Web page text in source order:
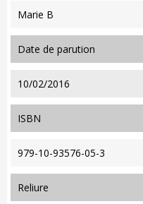
Marie B
date de parution
10/02/2016
ISBN
979-10-93576-05-3
reliure